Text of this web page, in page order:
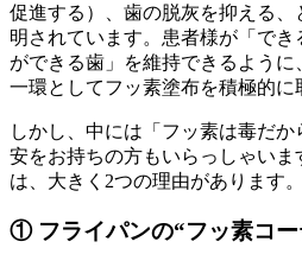
促進する）、歯の脱灰を抑える
明されています。患者様が「で
ができる歯」を維持できるよう
一環としてフッ素塗布を積極的に
しかし、中には「フッ素は毒だ
安をお持ちの方もいらっしゃい
は、大きく2つの理由があります。
① フライパンの“フッ素コー